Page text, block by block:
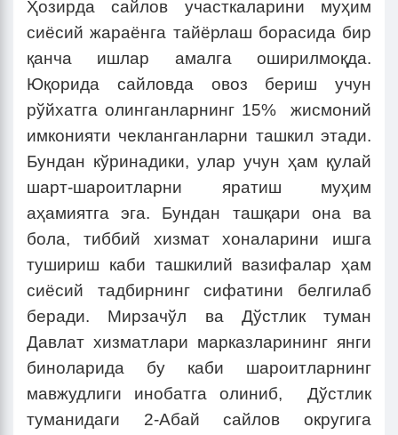
Ҳозирда сайлов участкаларини муҳим
сиёсий жараёнга тайёрлаш борасида бир
қанча ишлар амалга оширилмоқда.
Юқорида сайловда овоз бериш учун
рўйхатга олинганларнинг 15% жисмоний
имконияти чекланганларни ташкил этади.
Бундан кўринадики, улар учун ҳам қулай
шарт-шароитларни яратиш муҳим
аҳамиятга эга. Бундан ташқари она ва
бола, тиббий хизмат хоналарини ишга
тушириш каби ташкилий вазифалар ҳам
сиёсий тадбирнинг сифатини белгилаб
беради. Мирзачўл ва Дўстлик туман
Давлат хизматлари марказларининг янги
биноларида бу каби шароитларнинг
мавжудлиги инобатга олиниб, Дўстлик
туманидаги 2-Абай сайлов округига